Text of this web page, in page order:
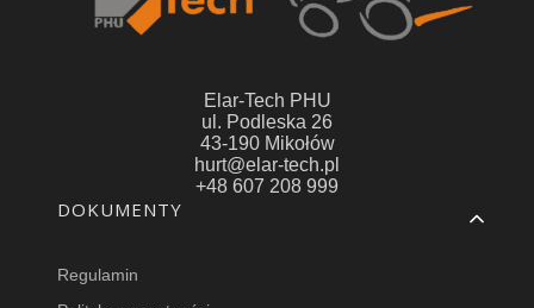
Elar-Tech PHU
ul. Podleska 26
43-190 Mikołów
hurt@elar-tech.pl
+48 607 208 999
Linki w stopce
DOKUMENTY
Regulamin